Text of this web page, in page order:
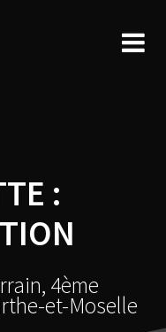
:
4ème
et-Moselle